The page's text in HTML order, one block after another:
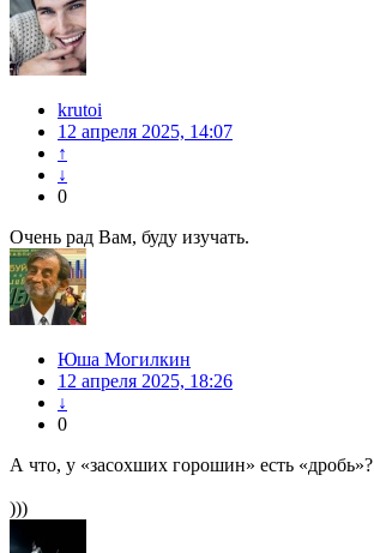
krutoi
12 апреля 2025, 14:07
↑
↓
0
Очень рад Вам, буду изучать.
Юша Могилкин
12 апреля 2025, 18:26
↓
0
А что, у «засохших горошин» есть «дробь»?
)))